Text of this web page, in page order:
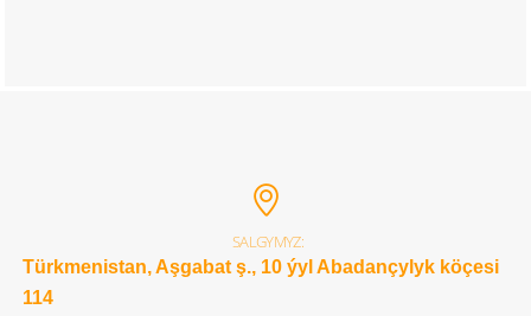
SALGYMYZ:
Türkmenistan, Aşgabat ş., 10 ýyl Abadançylyk köçesi
114